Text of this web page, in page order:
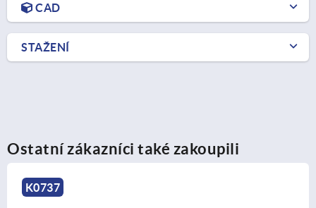
CAD
STAŽENÍ
Ostatní zákazníci také zakoupili
K0123